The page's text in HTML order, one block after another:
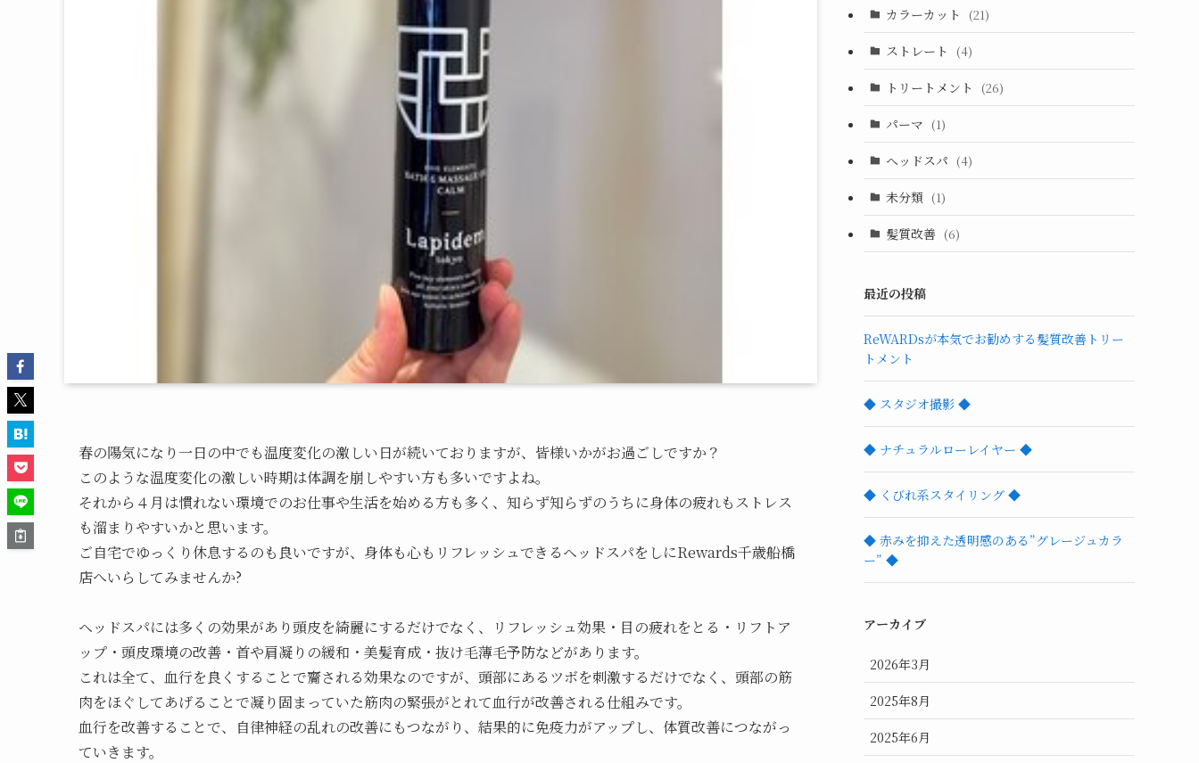
春の陽気になり一日の中でも温度変化の激しい日が続いておりますが、皆様いかがお過ごしですか？
このような温度変化の激しい時期は体調を崩しやすい方も多いですよね。
それから４月は慣れない環境でのお仕事や生活を始める方も多く、知らず知らずのうちに身体の疲れもストレス
も溜まりやすいかと思います。
ご自宅でゆっくり休息するのも良いですが、身体も心もリフレッシュできるヘッドスパをしにRewards千歳船橋
店へいらしてみませんか?
ヘッドスパには多くの効果があり頭皮を綺麗にするだけでなく、リフレッシュ効果・目の疲れをとる・リフトア
ップ・頭皮環境の改善・首や肩凝りの緩和・美髪育成・抜け毛薄毛予防などがあります。
これは全て、血行を良くすることで齎される効果なのですが、頭部にあるツボを刺激するだけでなく、頭部の筋
肉をほぐしてあげることで凝り固まっていた筋肉の緊張がとれて血行が改善される仕組みです。
血行を改善することで、自律神経の乱れの改善にもつながり、結果的に免疫力がアップし、体質改善につながっ
ていきます。
カラーカット (21)
ストレート (4)
トリートメント (26)
パーマ (1)
ヘッドスパ (4)
未分類 (1)
髪質改善 (6)
最近の投稿
ReWARDsが本気でお勧めする髪質改善トリー
トメント
◆ スタジオ撮影 ◆
◆ ナチュラルローレイヤー ◆
◆ くびれ系スタイリング ◆
◆ 赤みを抑えた透明感のある”グレージュカラ
ー” ◆
アーカイブ
2026年3月
2025年8月
2025年6月